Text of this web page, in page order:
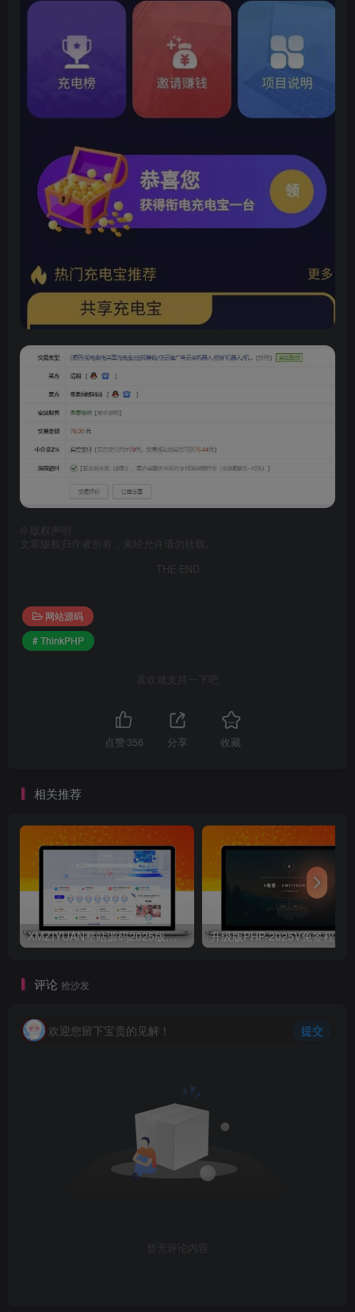
版权声明
文章版权归作者所有，未经允许请勿转载。
THE END
网站源码
# ThinkPHP
喜欢就支持一下吧
点赞 356 分享 收藏
相关推荐
XMZIYUAN整站源码2025版带16000+整站资源
评论 抢沙发
欢迎您留下宝贵的见解！ 提交
暂无评论内容